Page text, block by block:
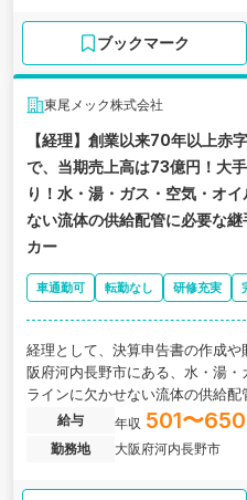
ブックマーク
東尾メック株式会社
【経理】創業以来70年以上赤
で、当期売上高は73億円！大
り！水・湯・ガス・空気・オ
ない流体の供給配管に必要な
カー
車通勤可 転勤なし 研修充実
経理として、決算申告書の作成
阪府河内長野市にある、水・湯
ラインに欠かせない流体の供給
売するメーカーの求人です。
給与 年収 501〜650
勤務地
大阪府河内長野市